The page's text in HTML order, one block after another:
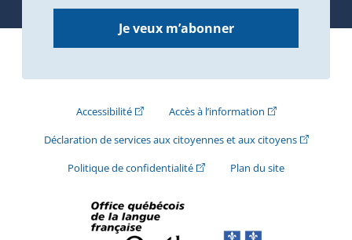
Je veux m’abonner
Accessibilité(Cet hyperlien externe s'ouvrira dans une
Accès à l’information(Cet hyperlien
Déclaration de services aux citoyennes et aux citoyens(Cet
Politique de confidentialité(Cet hyperlien externe s'ouvrira
Plan du site